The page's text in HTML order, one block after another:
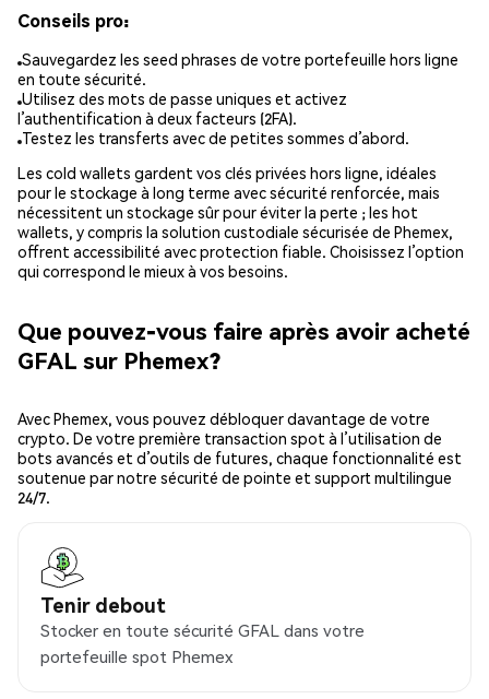
Conseils pro:
Sauvegardez les seed phrases de votre portefeuille hors ligne
en toute sécurité.
Utilisez des mots de passe uniques et activez
l’authentification à deux facteurs (2FA).
Testez les transferts avec de petites sommes d’abord.
Les cold wallets gardent vos clés privées hors ligne, idéales
pour le stockage à long terme avec sécurité renforcée, mais
nécessitent un stockage sûr pour éviter la perte ; les hot
wallets, y compris la solution custodiale sécurisée de Phemex,
offrent accessibilité avec protection fiable. Choisissez l’option
qui correspond le mieux à vos besoins.
Que pouvez-vous faire après avoir acheté
GFAL sur Phemex?
Avec Phemex, vous pouvez débloquer davantage de votre
crypto. De votre première transaction spot à l’utilisation de
bots avancés et d’outils de futures, chaque fonctionnalité est
soutenue par notre sécurité de pointe et support multilingue
24/7.
Tenir debout
Stocker en toute sécurité GFAL dans votre
portefeuille spot Phemex